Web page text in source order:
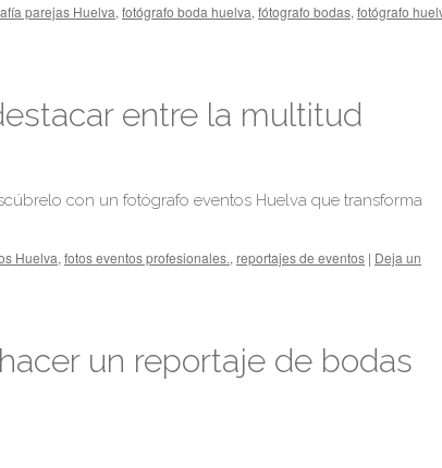
parejas Huelva, fotógrafo boda huelva, fótografo bodas, fotógrafo
entre la multitud
con un fotógrafo eventos Huelva que transforma
Huelva, fotos eventos profesionales., reportajes de eventos | Deja un
un reportaje de bodas